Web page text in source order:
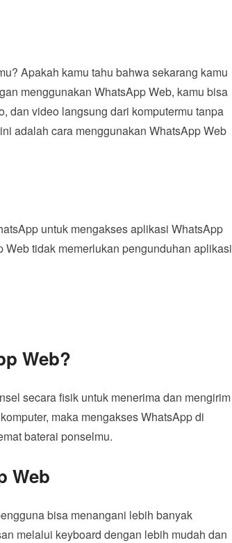
Apakah kamu tahu bahwa sekarang kamu
menggunakan WhatsApp Web, kamu bisa
dan video langsung dari komputermu tanpa
adalah cara menggunakan WhatsApp Web
untuk mengakses aplikasi WhatsApp
tidak memerlukan pengunduhan aplikasi
Web?
secara fisik untuk menerima dan mengirim
maka mengakses WhatsApp di
baterai ponselmu.
Web
bisa menangani lebih banyak
melalui keyboard dengan lebih mudah dan